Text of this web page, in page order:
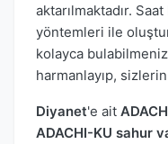
aktarılmaktadır.
yöntemleri ile
kolayca
harmanlayıp,
Diyanet'e ait
ADACHI-KU sahur